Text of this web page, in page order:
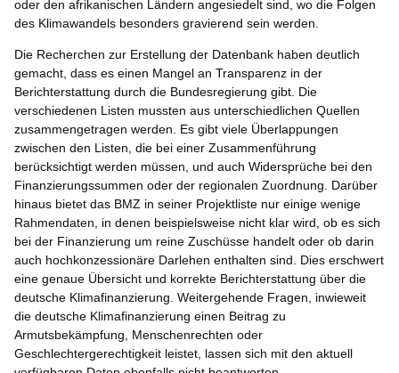
oder den afrikanischen Ländern angesiedelt sind, wo die Folgen
des Klimawandels besonders gravierend sein werden.
Die Recherchen zur Erstellung der Datenbank haben deutlich
gemacht, dass es einen Mangel an Transparenz in der
Berichterstattung durch die Bundesregierung gibt. Die
verschiedenen Listen mussten aus unterschiedlichen Quellen
zusammengetragen werden. Es gibt viele Überlappungen
zwischen den Listen, die bei einer Zusammenführung
berücksichtigt werden müssen, und auch Widersprüche bei den
Finanzierungssummen oder der regionalen Zuordnung. Darüber
hinaus bietet das BMZ in seiner Projektliste nur einige wenige
Rahmendaten, in denen beispielsweise nicht klar wird, ob es sich
bei der Finanzierung um reine Zuschüsse handelt oder ob darin
auch hochkonzessionäre Darlehen enthalten sind. Dies erschwert
eine genaue Übersicht und korrekte Berichterstattung über die
deutsche Klimafinanzierung. Weitergehende Fragen, inwieweit
die deutsche Klimafinanzierung einen Beitrag zu
Armutsbekämpfung, Menschenrechten oder
Geschlechtergerechtigkeit leistet, lassen sich mit den aktuell